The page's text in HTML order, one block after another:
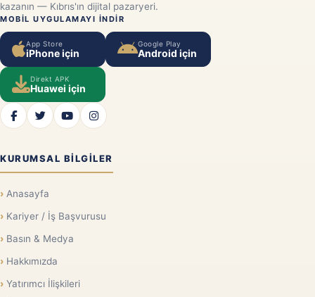
kazanın — Kıbrıs'ın dijital pazaryeri.
MOBIL UYGULAMAYI INDIR
App Store
iPhone için
Google Play
Android için
Direkt APK
Huawei için
KURUMSAL BILGILER
Anasayfa
Kariyer / İş Başvurusu
Basın & Medya
Hakkımızda
Yatırımcı İlişkileri